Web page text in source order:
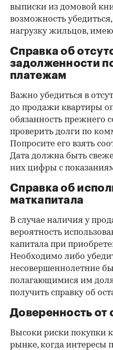
выписки из домовой
возможность
нагрузку жильцов,
Справка об
задолженности
платежам
Важно убедиться в
до продажи квартиры
обязанность прежнего
проверить долги по
Попросите его взять
Дата должна быть
них цифры с
Справка об
маткапитала
В случае наличия у
вероятность
капитала при
Необходимо либо
несовершеннолетние
полагающимися им
получить справку об
Доверенность от
Высоки риски покупки
рынке, когда интересы